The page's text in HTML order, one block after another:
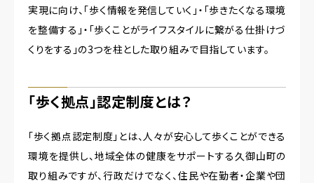
実現に向け、「歩く情報を発信していく」・「歩きたくなる環境
を整備する」・「歩くことがライフスタイルに繋がる仕掛けづ
くりをする」の3つを柱とした取り組みで目指しています。
「歩く拠点」認定制度とは？
「歩く拠点認定制度」とは、人々が安心して歩くことができる
環境を提供し、地域全体の健康をサポートする久御山町の
取り組みですが、行政だけでなく、住民や在勤者・企業や団